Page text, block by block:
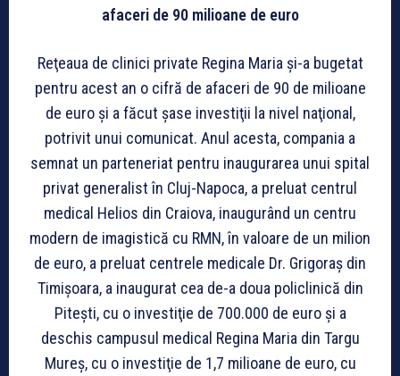
afaceri de 90 milioane de euro
Reţeaua de clinici private Regina Maria şi-a bugetat
pentru acest an o cifră de afaceri de 90 de milioane
de euro şi a făcut şase investiţii la nivel naţional,
potrivit unui comunicat. Anul acesta, compania a
semnat un parteneriat pentru inaugurarea unui spital
privat generalist în Cluj-Napoca, a preluat centrul
medical Helios din Craiova, inaugurând un centru
modern de imagistică cu RMN, în valoare de un milion
de euro, a preluat centrele medicale Dr. Grigoraş din
Timişoara, a inaugurat cea de-a doua policlinică din
Piteşti, cu o investiţie de 700.000 de euro şi a
deschis campusul medical Regina Maria din Targu
Mureş, cu o investiţie de 1,7 milioane de euro, cu